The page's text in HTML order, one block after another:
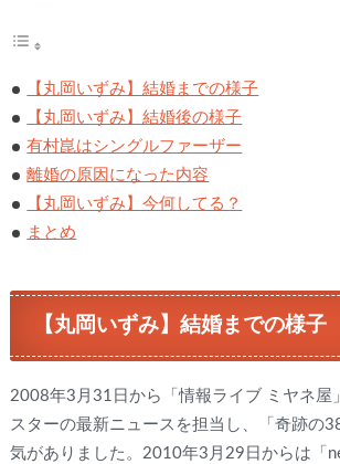
【丸岡いずみ】結婚までの様子
【丸岡いずみ】結婚後の様子
有村崑はシングルファーザー
離婚の原因になった内容
【丸岡いずみ】今何してる？
まとめ
【丸岡いずみ】結婚までの様子
2008年3月31日から「情報ライブ ミヤネ屋
スターの最新ニュースを担当し、「奇跡の
気がありました。2010年3月29日からは「